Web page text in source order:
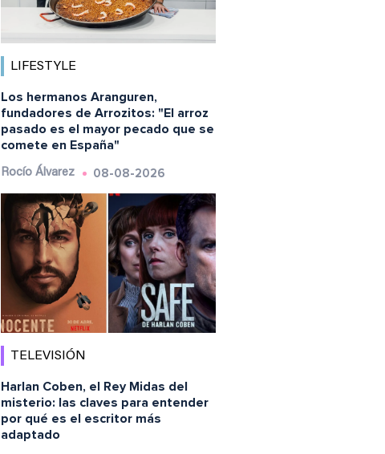
LIFESTYLE
Los hermanos Aranguren,
fundadores de Arrozitos: "El arroz
pasado es el mayor pecado que se
comete en España"
Rocío Álvarez 08-08-2026
TELEVISIÓN
Harlan Coben, el Rey Midas del
misterio: las claves para entender
por qué es el escritor más
adaptado